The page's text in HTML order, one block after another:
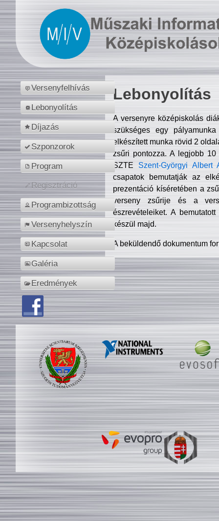
Versenyfelhívás
Lebonyolítás
Díjazás
Szponzorok
Program
Regisztráció
Programbizottság
Versenyhelyszín
Kapcsolat
Galéria
Eredmények
Lebonyolítás
A versenyre középiskolás
szükséges egy
elkészített munka rövid 2
zsűri pontozza. A legjobb
SZTE Szent-Györgyi Albert
csapatok bemutatják az
prezentáció kíséretében a
verseny zsűrije és a
észrevételeiket. A
készül majd.
A beküldendő dokumentum